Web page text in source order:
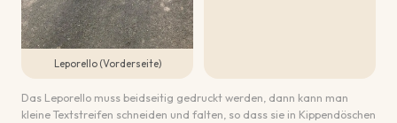
Leporello (Vorderseite)
Das Leporello muss beidseitig gedruckt werden, dann kann man
kleine Textstreifen schneiden und falten, so dass sie in Kippendöschen